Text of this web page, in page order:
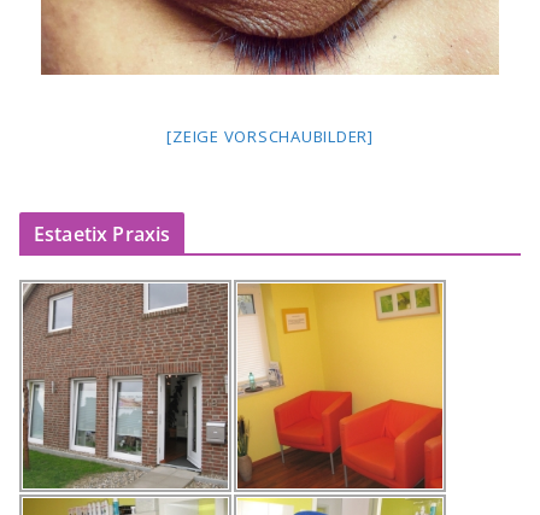
[ZEIGE VORSCHAUBILDER]
Estaetix Praxis